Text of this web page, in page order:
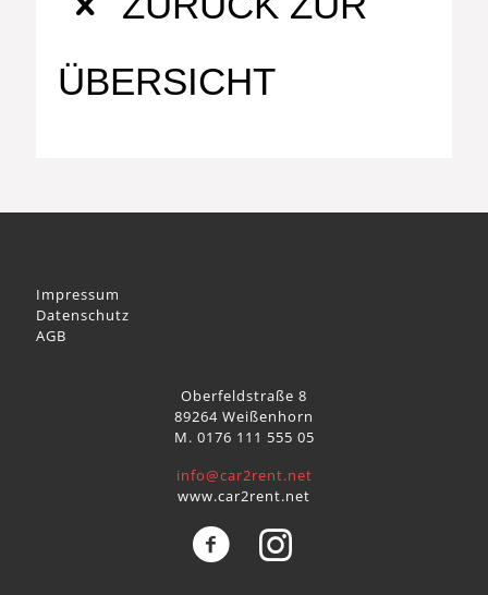
ÜBERSICHT
Impressum
Datenschutz
AGB
Oberfeldstraße 8
89264 Weißenhorn
M. 0176 111 555 05
info@car2rent.net
www.car2rent.net